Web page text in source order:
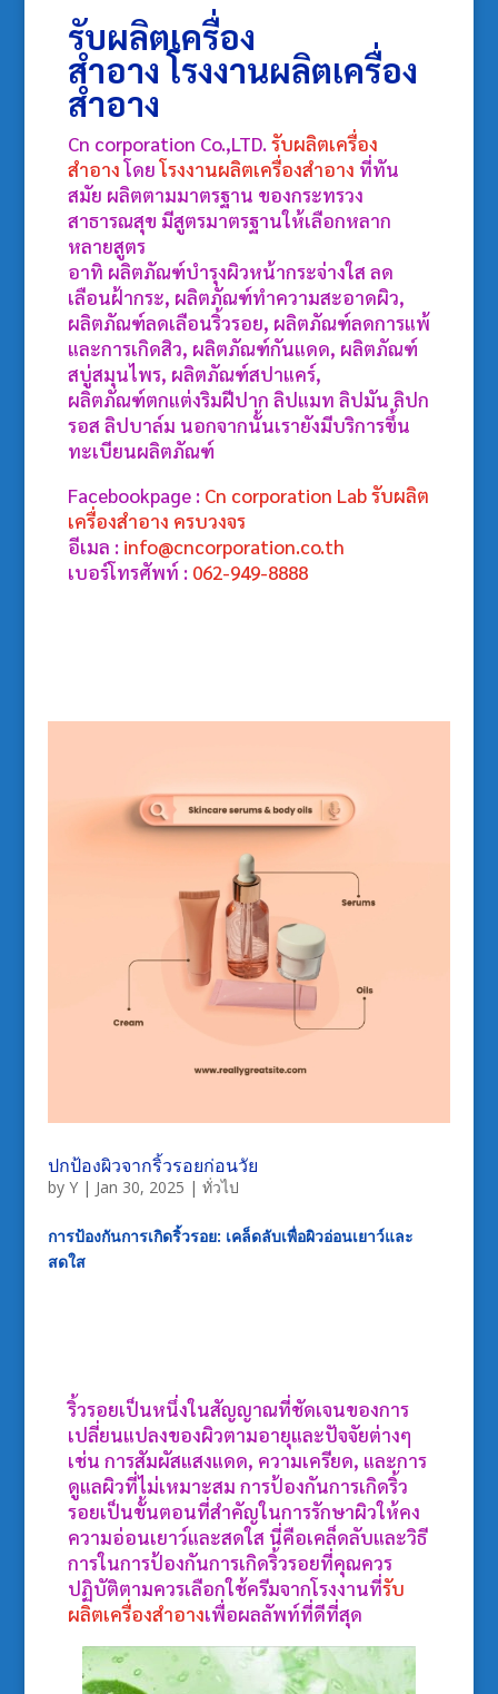
รับผลิตเครื่อง
สำอาง โรงงานผลิตเครื่อง
สำอาง
Cn corporation Co.,LTD.รับผลิตเครื่อง
สำอางโดยโรงงานผลิตเครื่องสำอาง ที่ทัน
สมัย ผลิตตามมาตรฐาน ของกระทรวง
สาธารณสุข มีสูตรมาตรฐานให้เลือกหลาก
หลายสูตร
อาทิ ผลิตภัณฑ์บำรุงผิวหน้ากระจ่างใส ลด
เลือนฝ้ากระ, ผลิตภัณฑ์ทำความสะอาดผิว,
ผลิตภัณฑ์ลดเลือนริ้วรอย, ผลิตภัณฑ์ลดการแพ้
และการเกิดสิว, ผลิตภัณฑ์กันแดด, ผลิตภัณฑ์
สบู่สมุนไพร, ผลิตภัณฑ์สปาแคร์,
ผลิตภัณฑ์ตกแต่งริมฝีปาก ลิปแมท ลิปมัน ลิปก
รอส ลิปบาล์ม นอกจากนั้นเรายังมีบริการขึ้น
ทะเบียนผลิตภัณฑ์
Facebookpage : Cn corporation Lab รับผลิต
เครื่องสำอาง ครบวงจร
อีเมล : info@cncorporation.co.th
เบอร์โทรศัพท์ : 062-949-8888
ปกป้องผิวจากริ้วรอยก่อนวัย
by Y| Jan 30, 2025 | ทั่วไป
การป้องกันการเกิดริ้วรอย: เคล็ดลับเพื่อผิวอ่อนเยาว์และ
สดใส
ริ้วรอยเป็นหนึ่งในสัญญาณที่ชัดเจนของการ
เปลี่ยนแปลงของผิวตามอายุและปัจจัยต่างๆ
เช่น การสัมผัสแสงแดด, ความเครียด, และการ
ดูแลผิวที่ไม่เหมาะสม การป้องกันการเกิดริ้ว
รอยเป็นขั้นตอนที่สำคัญในการรักษาผิวให้คง
ความอ่อนเยาว์และสดใส นี่คือเคล็ดลับและวิธี
การในการป้องกันการเกิดริ้วรอยที่คุณควร
ปฏิบัติตามควรเลือกใช้ครีมจากโรงงานที่รับ
ผลิตเครื่องสำอางเพื่อผลลัพท์ที่ดีที่สุด